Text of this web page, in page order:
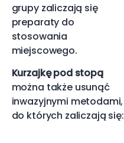
grupy zaliczają się
preparaty do
stosowania
miejscowego.
Kurzajkę pod stopą
można także usunąć
inwazyjnymi metodami,
do których zaliczają się: